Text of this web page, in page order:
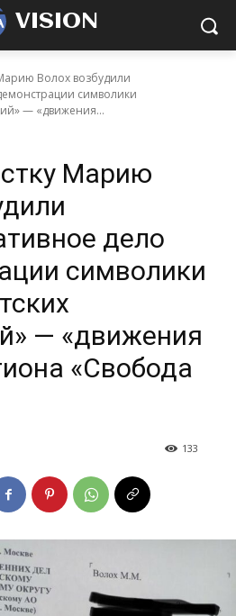
VISION
Волох возбудили
символики
— «движения...
Марию
дело
символики
— «движения
«Свобода
133